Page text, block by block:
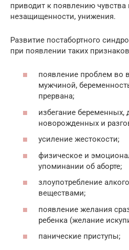
приводит к появлению чувства
незащищенности, унижения.
Развитие постабортного
при появлении таких
появление проблем во
мужчиной,
прервана;
избегание беременных,
новорожденных и
усиление жестокости;
физическое и
упоминании об аборте;
злоупотребление
веществами;
появление желания
ребенка (желание
панические приступы;